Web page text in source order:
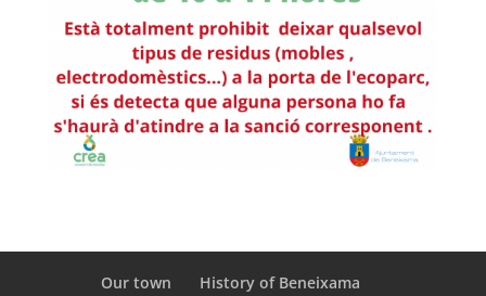
Our town History of Beneixama